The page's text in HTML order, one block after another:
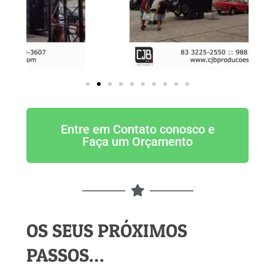
Entre em Contato conosco e
Faça um Orçamento
OS SEUS PRÓXIMOS
PASSOS…